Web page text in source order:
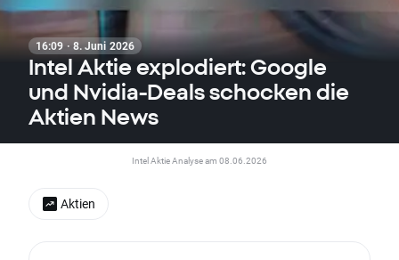
16:09 · 8. Juni 2026
Intel Aktie explodiert: Google
und Nvidia-Deals schocken die
Aktien News
Intel Aktie Analyse am 08.06.2026
Aktien